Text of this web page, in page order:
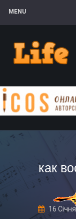
MENU
как
16